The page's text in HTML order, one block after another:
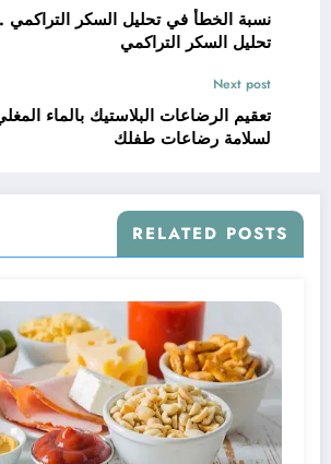
نسبة الخطأ في تحليل السكر
تحليل السكر التراكمي
Next post
تعقيم الرضاعات البلاستيك بالماء
لسلامة رضاعات طفلك
RELATED POSTS